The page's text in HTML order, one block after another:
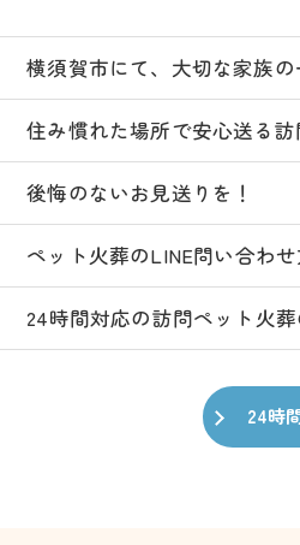
横須賀市にて、大切な家族
住み慣れた場所で安心送る
後悔のないお見送りを！
ペット火葬のLINE問い合わ
24時間対応の訪問ペット火
24時